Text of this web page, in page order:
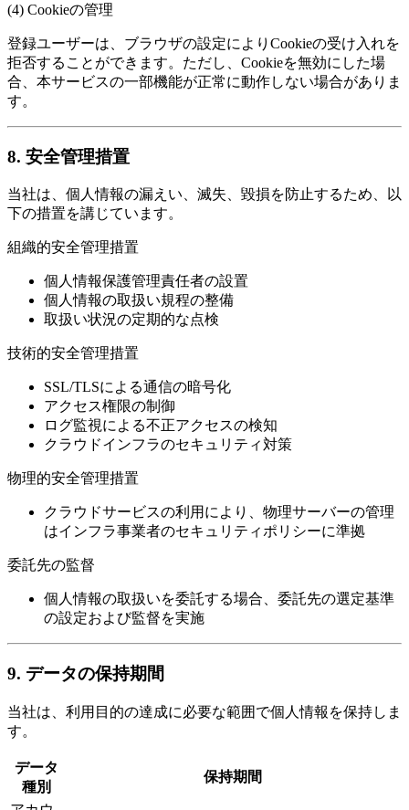
(4) Cookieの管理
登録ユーザーは、ブラウザの設定によりCookieの受け入れを
拒否することができます。ただし、Cookieを無効にした場
合、本サービスの一部機能が正常に動作しない場合がありま
す。
8. 安全管理措置
当社は、個人情報の漏えい、滅失、毀損を防止するため、以
下の措置を講じています。
組織的安全管理措置
個人情報保護管理責任者の設置
個人情報の取扱い規程の整備
取扱い状況の定期的な点検
技術的安全管理措置
SSL/TLSによる通信の暗号化
アクセス権限の制御
ログ監視による不正アクセスの検知
クラウドインフラのセキュリティ対策
物理的安全管理措置
クラウドサービスの利用により、物理サーバーの管理
はインフラ事業者のセキュリティポリシーに準拠
委託先の監督
個人情報の取扱いを委託する場合、委託先の選定基準
の設定および監督を実施
9. データの保持期間
当社は、利用目的の達成に必要な範囲で個人情報を保持しま
す。
データ
種別
保持期間